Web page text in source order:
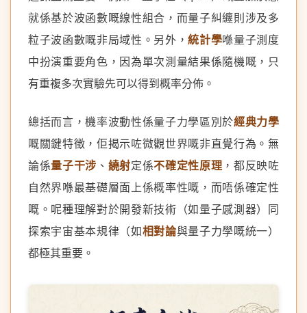
就係基於波函數嘅線性組合，而量子糾纏則涉及多
粒子波函數嘅非局域性。另外，統計學喺量子測度
中扮演重要角色，因為單次測量結果係隨機嘅，只
有重複多次實驗先可以得到概率分佈。
總括而言，機率波動性係量子力學區別於經典力學
嘅關鍵特徵，佢揭示咗微觀世界嘅非直覺行為。無
論係量子干涉 、 繞射定係不確定性原理 ，都反映咗
自然界喺最基礎層面上係概率性嘅，而唔係確定性
嘅。呢種理解對於開發新技術（如量子感測器）同
探索宇宙基本規律（如相對論與量子力學嘅統一）
都極其重要。